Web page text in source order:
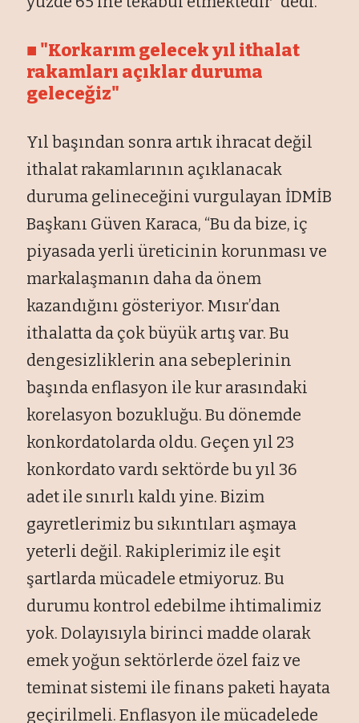
■ "Korkarım gelecek yıl ithalat
rakamları açıklar duruma
geleceğiz"
Yıl başından sonra artık ihracat değil
ithalat rakamlarının açıklanacak
duruma gelineceğini vurgulayan İDMİB
Başkanı Güven Karaca, “Bu da bize, iç
piyasada yerli üreticinin korunması ve
markalaşmanın daha da önem
kazandığını gösteriyor. Mısır’dan
ithalatta da çok büyük artış var. Bu
dengesizliklerin ana sebeplerinin
başında enflasyon ile kur arasındaki
korelasyon bozukluğu. Bu dönemde
konkordatolarda oldu. Geçen yıl 23
konkordato vardı sektörde bu yıl 36
adet ile sınırlı kaldı yine. Bizim
gayretlerimiz bu sıkıntıları aşmaya
yeterli değil. Rakiplerimiz ile eşit
şartlarda mücadele etmiyoruz. Bu
durumu kontrol edebilme ihtimalimiz
yok. Dolayısıyla birinci madde olarak
emek yoğun sektörlerde özel faiz ve
teminat sistemi ile finans paketi hayata
geçirilmeli. Enflasyon ile mücadelede